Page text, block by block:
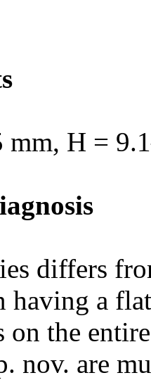
mm, H =
differs
having a
on the
nov. are